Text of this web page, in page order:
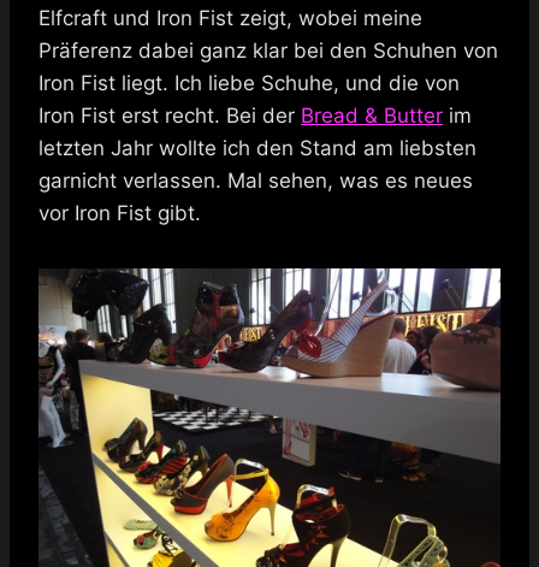
Elfcraft und Iron Fist zeigt, wobei meine
Präferenz dabei ganz klar bei den Schuhen von
Iron Fist liegt. Ich liebe Schuhe, und die von
Iron Fist erst recht. Bei der Bread & Butter im
letzten Jahr wollte ich den Stand am liebsten
garnicht verlassen. Mal sehen, was es neues
vor Iron Fist gibt.